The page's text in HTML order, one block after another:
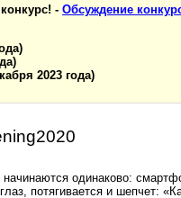
- Обсуждение
2023 года)
начинаются одинаково:
потягивается и шепчет: